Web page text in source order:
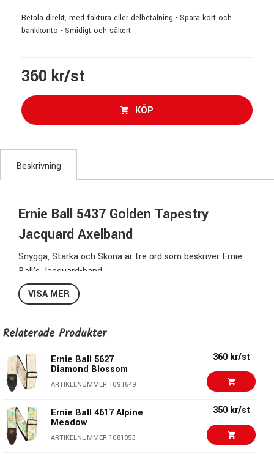
Betala direkt, med faktura eller delbetalning - Spara kort och
bankkonto - Smidigt och säkert
360 kr/st
KÖP
Beskrivning
Ernie Ball 5437 Golden Tapestry
Jacquard Axelband
Snygga, Starka och Sköna är tre ord som beskriver Ernie
Ball's Jacquard-band.
De passar lika bra till akustiska gitarrer som till elgitarrer
och elbasar och nästan bäst av allt, det digra utbudet
Min längd: 104cm
Max längd:183cm
Material:Tyg & nylon med ändar i läder
Ernie Ball Axelband
VISA MER
Relaterade Produkter
Ernie Ball 5627
Diamond Blossom
ARTIKELNUMMER 1091649
360 kr/st
Ernie Ball 4617 Alpine
Meadow
ARTIKELNUMMER 1081853
350 kr/st